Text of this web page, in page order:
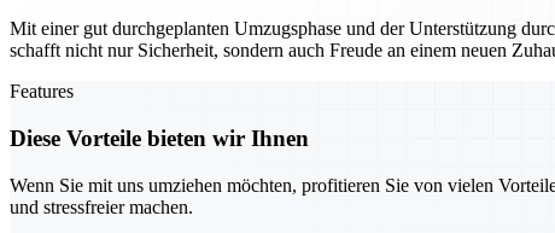
Mit einer gut durchgeplanten Umzugsphase und der Unterstützung
schafft nicht nur Sicherheit, sondern auch Freude an einem neuen
Features
Diese Vorteile bieten wir Ihnen
Wenn Sie mit uns umziehen möchten, profitieren Sie von vielen
und stressfreier machen.